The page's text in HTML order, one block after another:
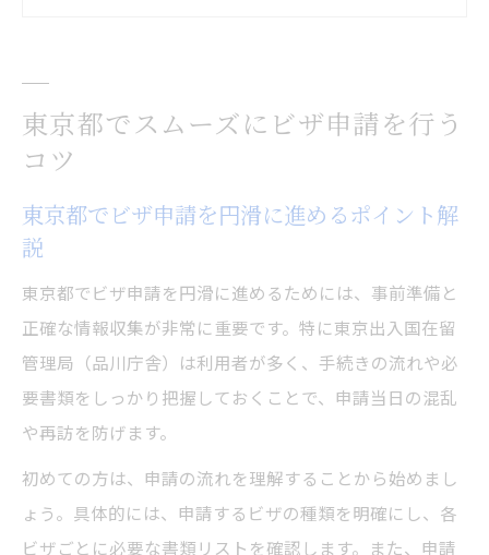
自力でできるビザ申請の進め方と注意点
東京都で自力ビザ申請を成功させる流れ
ト
東京入国管理局を利用する際の注意事項
行政書士へ依頼せずビザ申請するコツ
最新制度を押さえた東京都のビザ申請手順
東京都でのビザ申請最新制度のポイント解
説
ビザ申請手順の変更点と影響を知る
東京都でスムーズにビザ申請を行う
コツ
東京都でビザ申請を円滑に進めるポイント解
説
東京都でビザ申請を円滑に進めるためには、事前準備と
正確な情報収集が非常に重要です。特に東京出入国在留
管理局（品川庁舎）は利用者が多く、手続きの流れや必
要書類をしっかり把握しておくことで、申請当日の混乱
や再訪を防げます。
初めての方は、申請の流れを理解することから始めまし
ょう。具体的には、申請するビザの種類を明確にし、各
ビザごとに必要な書類リストを確認します。また、申請